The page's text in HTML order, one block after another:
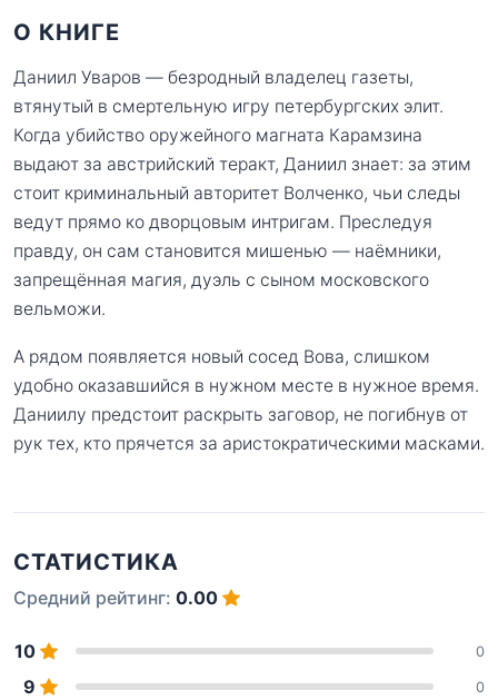
О КНИГЕ
Даниил Уваров — безродный владелец газеты,
втянутый в смертельную игру петербургских элит.
Когда убийство оружейного магната Карамзина
выдают за австрийский теракт, Даниил знает: за этим
стоит криминальный авторитет Волченко, чьи следы
ведут прямо ко дворцовым интригам. Преследуя
правду, он сам становится мишенью — наёмники,
запрещённая магия, дуэль с сыном московского
вельможи.
А рядом появляется новый сосед Вова, слишком
удобно оказавшийся в нужном месте в нужное время.
Даниилу предстоит раскрыть заговор, не погибнув от
рук тех, кто прячется за аристократическими масками.
СТАТИСТИКА
Средний рейтинг: 0.00
10 0
9 0